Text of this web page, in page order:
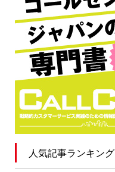
人気記事ランキング